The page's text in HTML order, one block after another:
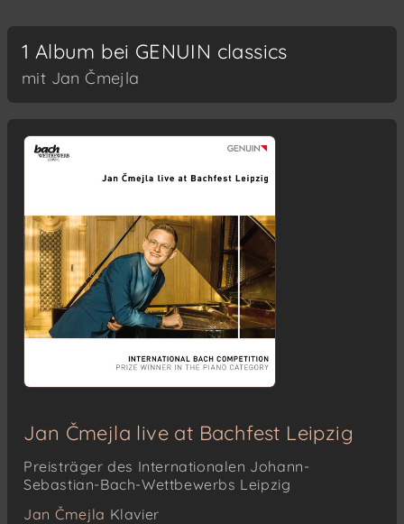
1 Album bei GENUIN classics
mit Jan Čmejla
Jan Čmejla live at Bachfest Leipzig
Preisträger des Internationalen Johann-
Sebastian-Bach-Wettbewerbs Leipzig
Jan Čmejla Klavier